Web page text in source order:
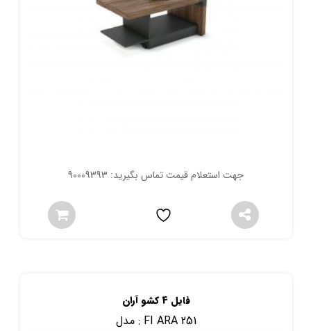
جهت استعلام قیمت تماس بگیرید: 90009393
فایل 4 کشو آران
مدل : FI ARA 251